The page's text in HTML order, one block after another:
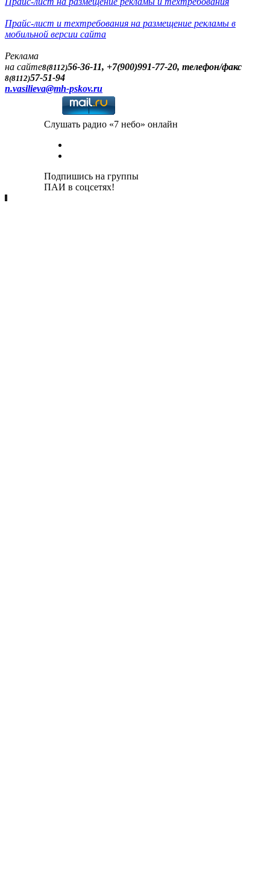
Прайс-лист и техтребования на размещение рекламы в
мобильной версии сайта
Реклама
на сайте8(8112)56-36-11, +7(900)991-77-20, телефон/факс
8(8112)57-51-94
n.vasilieva@mh-pskov.ru
Слушать радио «7 небо» онлайн
Подпишись на группы
ПАИ в соцсетях!